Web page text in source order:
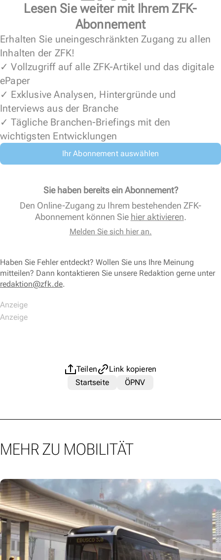
Lesen Sie weiter mit Ihrem ZFK-
Abonnement
Erhalten Sie uneingeschränkten Zugang zu allen
Inhalten der ZFK!
✓ Vollzugriff auf alle ZFK-Artikel und das digitale
ePaper
✓ Exklusive Analysen, Hintergründe und
Interviews aus der Branche
✓ Tägliche Branchen-Briefings mit den
wichtigsten Entwicklungen
Ihr Abonnement auswählen
Sie haben bereits ein Abonnement?
Den Online-Zugang zu Ihrem bestehenden ZFK-
Abonnement können Sie hier aktivieren.
Melden Sie sich hier an.
Haben Sie Fehler entdeckt? Wollen Sie uns Ihre Meinung
mitteilen? Dann kontaktieren Sie unsere Redaktion gerne unter
redaktion@zfk.de.
Teilen
Link kopieren
Startseite
ÖPNV
MEHR ZU MOBILITÄT